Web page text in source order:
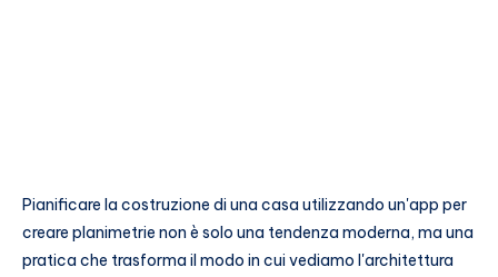
Pianificare la costruzione di una casa utilizzando un'app per
creare planimetrie non è solo una tendenza moderna, ma una
pratica che trasforma il modo in cui vediamo l'architettura